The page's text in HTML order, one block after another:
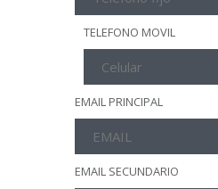
TELEFONO MOVIL
EMAIL PRINCIPAL
EMAIL SECUNDARIO